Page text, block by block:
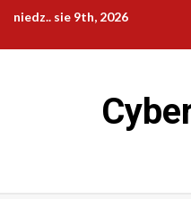
Przejdź
treści
niedz.. sie 9th, 2026